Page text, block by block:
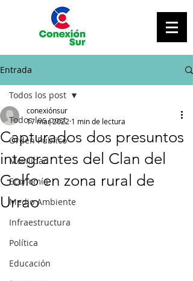
Entrada
Todos los post
Orden Público
Movilidad
Economía
Medio Ambiente
Infraestructura
Política
Educación
Todos los post
Capturados dos presuntos
integrantes del Clan del
Golfo en zona rural de
Urrao
conexiónsur
17 mar 2022 1 min de lectura